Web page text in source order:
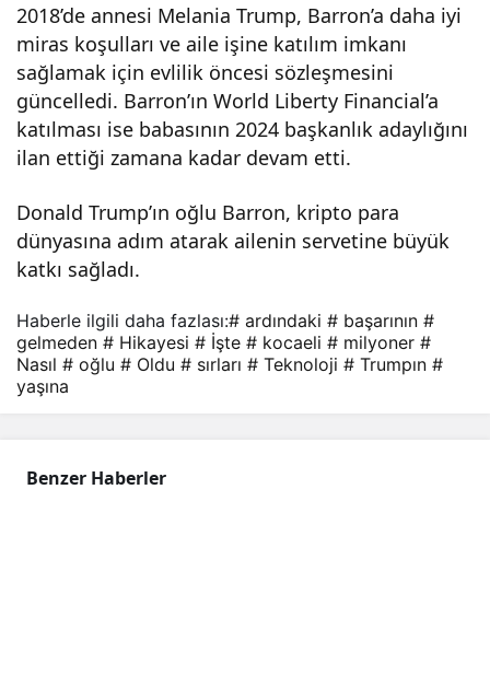
2018’de annesi Melania Trump, Barron’a daha iyi
miras koşulları ve aile işine katılım imkanı
sağlamak için evlilik öncesi sözleşmesini
güncelledi. Barron’ın World Liberty Financial’a
katılması ise babasının 2024 başkanlık adaylığını
ilan ettiği zamana kadar devam etti.
Donald Trump’ın oğlu Barron, kripto para
dünyasına adım atarak ailenin servetine büyük
katkı sağladı.
sırla
rı ve
baş
ardı
ki
Haberle ilgili daha fazlası:# ardındaki # başarının #
gelmeden # Hikayesi # İşte # kocaeli # milyoner #
Nasıl # oğlu # Oldu # sırları # Teknoloji # Trumpın #
yaşına
Benzer Haberler